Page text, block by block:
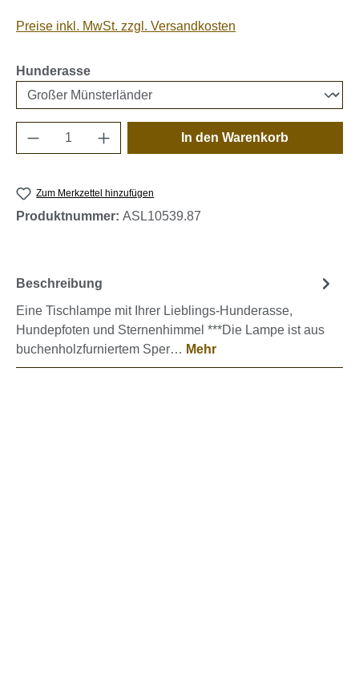
Preise inkl. MwSt. zzgl. Versandkosten
Hunderasseauswählen
Produkt Anzahl: Gib den gewünschten
In den Warenkorb
Zum Merkzettel hinzufügen
Produktnummer: ASL10539.87
Beschreibung
Eine Tischlampe mit Ihrer Lieblings-Hunderasse,
Hundepfoten und Sternenhimmel ***Die Lampe ist aus
buchenholzfurniertem Sper… Mehr